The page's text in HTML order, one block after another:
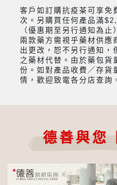
客戶如訂購抗疫茶可享免
次。另購買任何產品滿
（優惠期至另行通知為止
兩款藥方需視乎藥材供應
出更改，恕不另行通知，
之藥材代替。由於藥包貨
份。如對產品收費／存貨
情，歡迎致電各分店查詢
德善與您